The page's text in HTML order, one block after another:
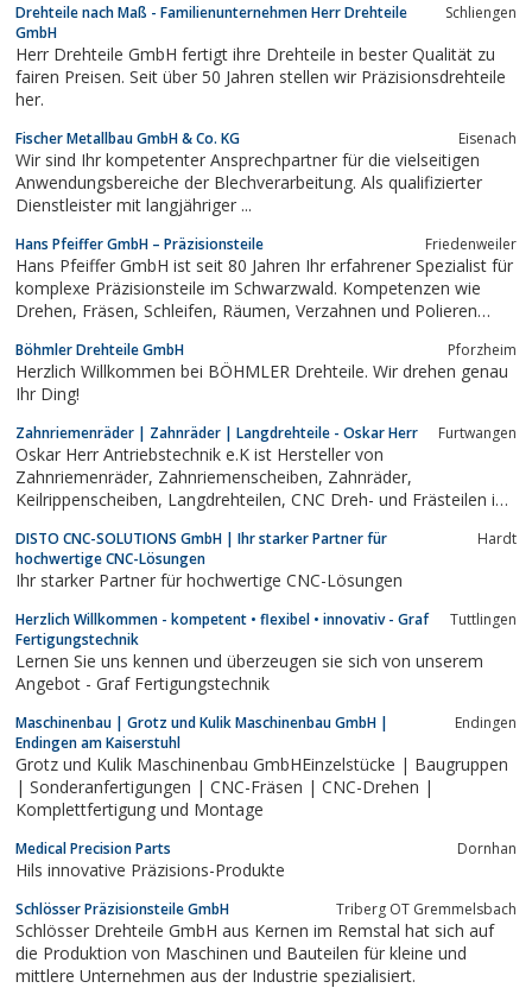
Drehteile nach Maß - Familienunternehmen Herr Drehteile
GmbH
Schliengen
Herr Drehteile GmbH fertigt ihre Drehteile in bester Qualität zu
fairen Preisen. Seit über 50 Jahren stellen wir Präzisionsdrehteile
her.
Fischer Metallbau GmbH & Co. KG Eisenach
Wir sind Ihr kompetenter Ansprechpartner für die vielseitigen
Anwendungsbereiche der Blechverarbeitung. Als qualifizierter
Dienstleister mit langjähriger ...
Hans Pfeiffer GmbH – Präzisionsteile Friedenweiler
Hans Pfeiffer GmbH ist seit 80 Jahren Ihr erfahrener Spezialist für
komplexe Präzisionsteile im Schwarzwald. Kompetenzen wie
Drehen, Fräsen, Schleifen, Räumen, Verzahnen und Polieren
Böhmler Drehteile GmbH Pforzheim
Herzlich Willkommen bei BÖHMLER Drehteile. Wir drehen genau
Ihr Ding!
Zahnriemenräder | Zahnräder | Langdrehteile - Oskar Herr Furtwangen
Oskar Herr Antriebstechnik e.K ist Hersteller von
Zahnriemenräder, Zahnriemenscheiben, Zahnräder,
Keilrippenscheiben, Langdrehteilen, CNC Dreh- und Frästeilen in
DISTO CNC-SOLUTIONS GmbH | Ihr starker Partner für
hochwertige CNC-Lösungen
Hardt
Ihr starker Partner für hochwertige CNC-Lösungen
Herzlich Willkommen - kompetent • flexibel • innovativ - Graf
Fertigungstechnik
Tuttlingen
Lernen Sie uns kennen und überzeugen sie sich von unserem
Angebot - Graf Fertigungstechnik
Maschinenbau | Grotz und Kulik Maschinenbau GmbH |
Endingen am Kaiserstuhl
Endingen
Grotz und Kulik Maschinenbau GmbHEinzelstücke | Baugruppen
| Sonderanfertigungen | CNC-Fräsen | CNC-Drehen |
Komplettfertigung und Montage
Medical Precision Parts Dornhan
Hils innovative Präzisions-Produkte
Schlösser Präzisionsteile GmbH Triberg OT Gremmelsbach
Schlösser Drehteile GmbH aus Kernen im Remstal hat sich auf
die Produktion von Maschinen und Bauteilen für kleine und
mittlere Unternehmen aus der Industrie spezialisiert.